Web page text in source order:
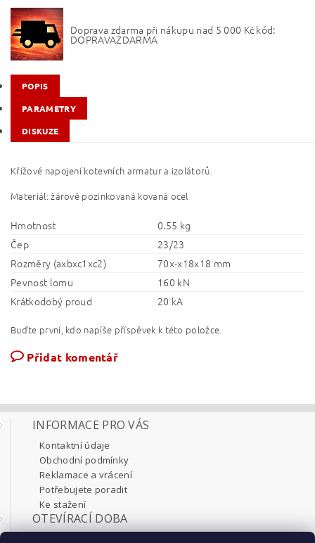
Doprava zdarma při nákupu nad 5 000 Kč kód:
DOPRAVAZDARMA
POPIS
PARAMETRY
DISKUZE
Křížové napojení kotevních armatur a izolátorů.
Materiál: žárově pozinkovaná kovaná ocel
Hmotnost
0.55 kg
Čep
23/23
Rozměry (axbxc1xc2)
70x-x18x18 mm
Pevnost lomu
160 kN
Krátkodobý proud
20 kA
Buďte první, kdo napíše příspěvek k této položce.
Přidat komentář
INFORMACE PRO VÁS
Kontaktní údaje
Obchodní podmínky
Reklamace a vrácení
Potřebujete poradit
Ke stažení
OTEVÍRACÍ DOBA